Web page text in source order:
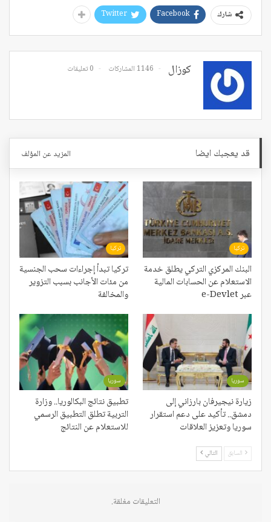
شارك Facebook
Twitter
كوزال 1146 المشاركات 0 تعليقات
قد يعجبك ايضا المزيد عن المؤلف
تركيا
البنك المركزي التركي يطلق خدمة
الاستعلام عن الحسابات المالية
عبر e-Devlet
تركيا
تركيا تبدأ إجراءات سحب الجنسية
من مئات الأجانب بسبب التزوير
والمخالفة
سوريا
زيارة نيجيرفان بارزاني إلى
دمشق.. تأكيد على دعم استقرار
سوريا وتعزيز العلاقات
سوريا
تطبيق نتائج البكالوريا.. وزارة
التربية تطلق التطبيق الرسمي
للاستعلام عن النتائج
السابق التالي
التعليقات مغلقة.